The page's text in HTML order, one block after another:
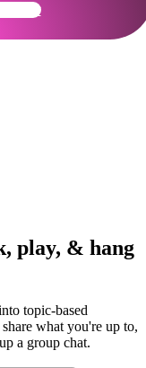
Ready
play, & hang
topic-based
what you're up to,
a group chat.